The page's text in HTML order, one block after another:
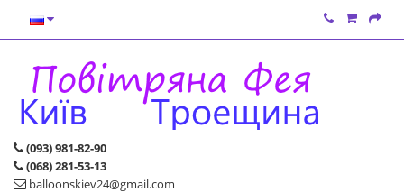
(093) 981-82-90
(068) 281-53-13
balloonskiev24@gmail.com